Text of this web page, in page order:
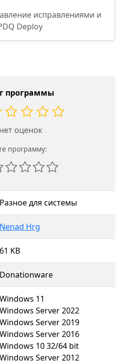
исправлениями и
Deploy
программы
оценок
программу:
Разное для системы
Nenad Hrg
61 KB
Donationware
Windows 11
Windows Server 2022
Windows Server 2019
Windows Server 2016
Windows 10 32/64 bit
Windows Server 2012